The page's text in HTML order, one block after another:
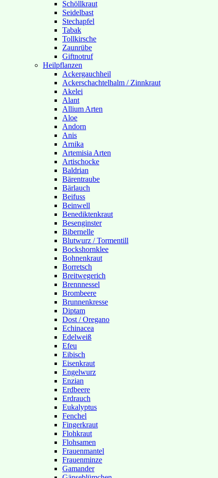
Schöllkraut
Seidelbast
Stechapfel
Tabak
Tollkirsche
Zaunrübe
Giftnotruf
Heilpflanzen
Ackergauchheil
Ackerschachtelhalm / Zinnkraut
Akelei
Alant
Allium Arten
Aloe
Andorn
Anis
Arnika
Artemisia Arten
Artischocke
Baldrian
Bärentraube
Bärlauch
Beifuss
Beinwell
Benediktenkraut
Besenginster
Bibernelle
Blutwurz / Tormentill
Bockshornklee
Bohnenkraut
Borretsch
Breitwegerich
Brennnessel
Brombeere
Brunnenkresse
Diptam
Dost / Oregano
Echinacea
Edelweiß
Efeu
Eibisch
Eisenkraut
Engelwurz
Enzian
Erdbeere
Erdrauch
Eukalyptus
Fenchel
Fingerkraut
Flohkraut
Flohsamen
Frauenmantel
Frauenminze
Gamander